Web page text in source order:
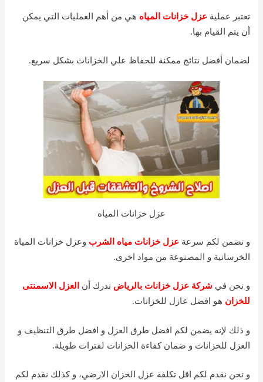
تعتبر عملية عزل خزانات المياه هي من أهم العمليات التي يمكن
أن يتم القيام بها.
لضمان أفضل نتائج ممكنة للحفاظ علي الخزانات بشكل سريع.
عزل خزانات المياه
و نضمن لكم سرعة عزل خزانات مياه الشرب وعزل خزانات المياة
الخرسانية و المصنوعة من مواد اخرى.
و نحن في شركة عزل خزانات بالرياض ندرك أنالعزل الاسمنتى
للخزان هو افضل عازل للخزانات.
و ذلك لإنه يضمن لكم افضل طرق العزل و افضل طرق التنظيف و
العزل للخزانات و ضمان كفاءة الخزانات لفترات طويلة.
و نحن نقدم لكم اقل تكلفة عزل الخزان الارضي، و كذلك نقدم لكم